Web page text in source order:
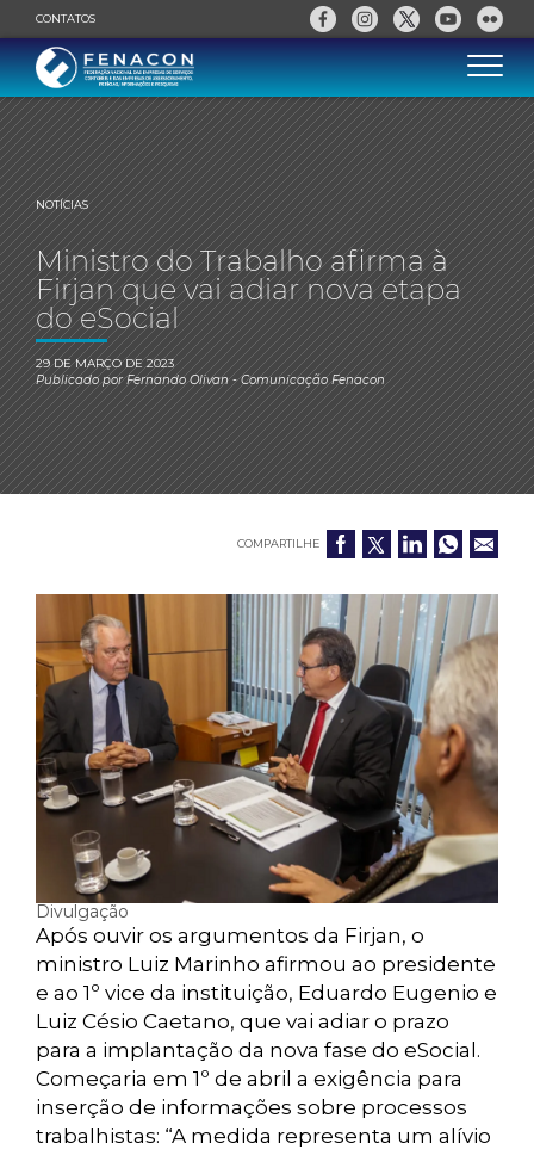
CONTATOS
NOTÍCIAS
Ministro do Trabalho afirma à
Firjan que vai adiar nova etapa
do eSocial
29 DE MARÇO DE 2023
Publicado porFernando Olivan- Comunicação Fenacon
COMPARTILHE
Divulgação
Após ouvir os argumentos da Firjan, o
ministro Luiz Marinho afirmou ao presidente
e ao 1º vice da instituição, Eduardo Eugenio e
Luiz Césio Caetano, que vai adiar o prazo
para a implantação da nova fase do eSocial.
Começaria em 1º de abril a exigência para
inserção de informações sobre processos
trabalhistas: “A medida representa um alívio